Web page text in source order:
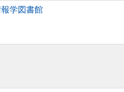
学図書館